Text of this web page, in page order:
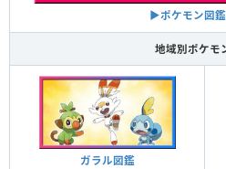
▶ポケモン図
地域別ポケモ
ガラル図鑑